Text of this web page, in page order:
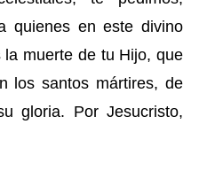
quienes en este divino
la muerte de tu Hijo, que
los santos mártires, de
gloria. Por Jesucristo,